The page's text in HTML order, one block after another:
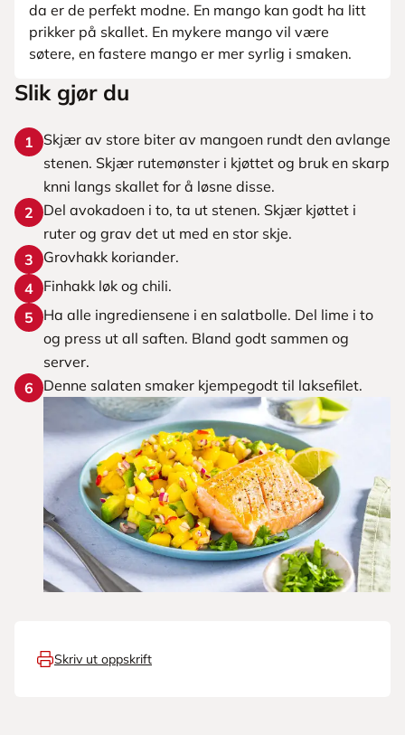
da er de perfekt modne. En mango kan godt ha litt
prikker på skallet. En mykere mango vil være
søtere, en fastere mango er mer syrlig i smaken.
Slik gjør du
1
Skjær av store biter av mangoen rundt den avlange
stenen. Skjær rutemønster i kjøttet og bruk en skarp
knni langs skallet for å løsne disse.
2
Del avokadoen i to, ta ut stenen. Skjær kjøttet i
ruter og grav det ut med en stor skje.
3
Grovhakk koriander.
4 Finhakk løk og chili.
5
Ha alle ingrediensene i en salatbolle. Del lime i to
og press ut all saften. Bland godt sammen og
server.
6
Denne salaten smaker kjempegodt til laksefilet.
Skriv ut oppskrift